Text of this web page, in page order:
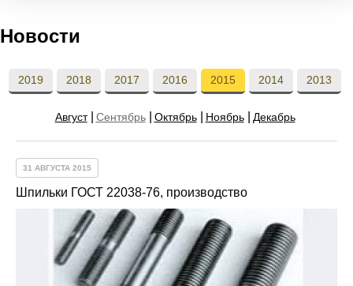
Новости
2019 2018 2017 2016 2015 2014 2013
Август Сентябрь Октябрь Ноябрь Декабрь
31 АВГУСТА 2015
Шпильки ГОСТ 22038-76, производство